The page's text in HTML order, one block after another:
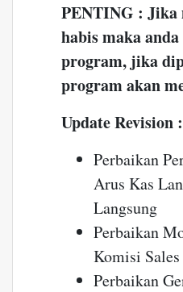
PENTING : Jika
habis maka
program, jika
program akan
Update Revision :
Perbaikan
Arus Kas
Langsung
Perbaikan
Komisi Sales
Perbaikan